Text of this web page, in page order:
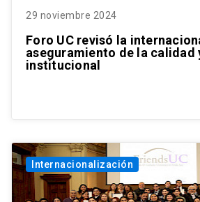
29 noviembre 2024
Foro UC revisó la
aseguramiento de la calidad
institucional
Internacionalización